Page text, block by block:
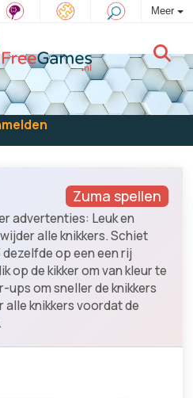
Meer
Log in
om te spelen
Zuma spellen
advertenties: Leuk en
alle knikkers. Schiet
dezelfde op een een rij
op de kikker om van kleur te
om sneller de knikkers
knikkers voordat de